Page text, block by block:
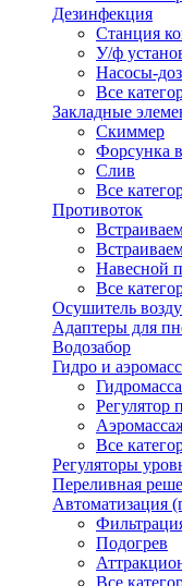
Дезинфекция
Станция
У/ф
Насосы-
Все
Закладные
Скиммер
Форсунка
Слив
Все
Противоток
Навесной
Все
Осушитель
Адаптеры для
Водозабор
Гидро и
Регулятор
Все
Регуляторы
Переливная
Автоматизация
Подогрев
Все